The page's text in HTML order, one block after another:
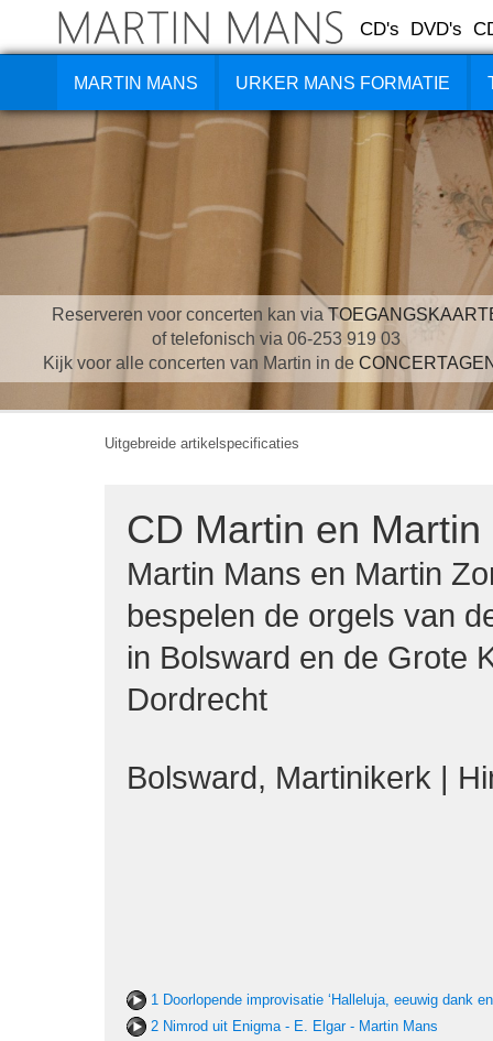
CD's DVD's
MARTIN MANS URKER MANS FORMATIE
Reserveren voor concerten kan via
of telefonisch via 06-253 919 03
Kijk voor alle concerten van Martin in de
Uitgebreide artikelspecificaties
CD Martin en Martin
Martin Mans en Martin
bespelen de orgels van
in Bolsward en de Grote
Dordrecht
Bolsward, Martinikerk |
1 Doorlopende improvisatie ‘Halleluja, eeuwig dank
2 Nimrod uit Enigma - E. Elgar - Martin Mans